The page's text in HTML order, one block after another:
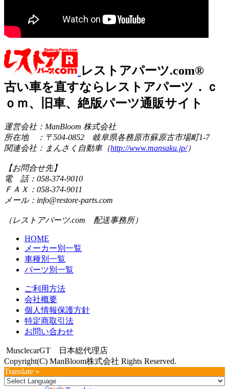
レストアパーツ.com®
古い車を直すならレストアパーツ．ｃ
ｏｍ、旧車、絶版パーツ通販サイト
運営会社：ManBloom 株式会社
所在地 ：〒504-0852 岐阜県各務原市蘇原古市場町1-7
関連会社：まんさく自動車（http://www.mansaku.jp/）
【お問合せ先】
電 話：058-374-9010
ＦＡＸ：058-374-9011
メール：info@restore-parts.com
（レストアパーツ.com 配送事務所）
HOME
メーカー別一覧
車種別一覧
パーツ別一覧
ご利用方法
会社概要
個人情報保護方針
特定商取引法
お問い合わせ
MusclecarGT 日本総代理店
Copyright(C) ManBloom株式会社 Rights Reserved.
Translate »